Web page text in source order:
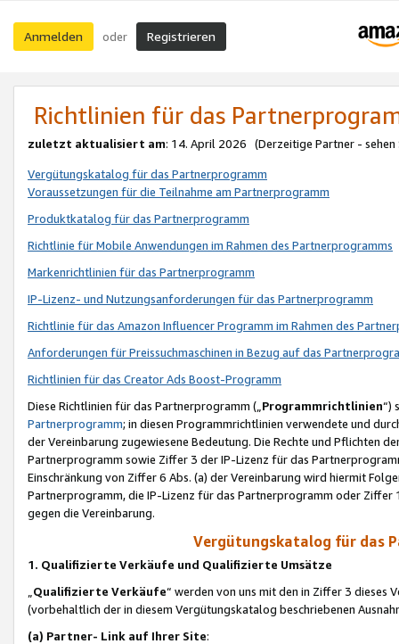
Anmelden oder Registrieren
Richtlinien für das
zuletzt aktualisiert am: 14. April 2026 (Derzeitige Partner - sehen
Vergütungskatalog für das Partnerprogramm
Voraussetzungen für die Teilnahme am Partnerprogramm
Produktkatalog für das Partnerprogramm
Richtlinie für Mobile Anwendungen im Rahmen des Partnerprogramms
Markenrichtlinien für das Partnerprogramm
IP-Lizenz- und Nutzungsanforderungen für das Partnerprogramm
Richtlinie für das Amazon Influencer Programm im Rahmen des
Anforderungen für Preissuchmaschinen in Bezug auf das
Richtlinien für das Creator Ads Boost-Programm
Diese Richtlinien für das Partnerprogramm („Programmrichtlinien“)
Partnerprogramm; in diesen Programmrichtlinien verwendete und
der Vereinbarung zugewiesene Bedeutung. Die Rechte und Pflichten
Partnerprogramm sowie Ziffer 3 der IP-Lizenz für das
Einschränkung von Ziffer 6 Abs. (a) der Vereinbarung wird hiermit
Partnerprogramm, die IP-Lizenz für das Partnerprogramm oder
gegen die Vereinbarung.
Vergütungskatalog für das
1. Qualifizierte Verkäufe und Qualifizierte Umsätze
Qualifizierte Verkäufe“ werden von uns mit den in Ziffer 3
(vorbehaltlich der in diesem Vergütungskatalog beschriebenen
(a) Partner- Link auf Ihrer Site: